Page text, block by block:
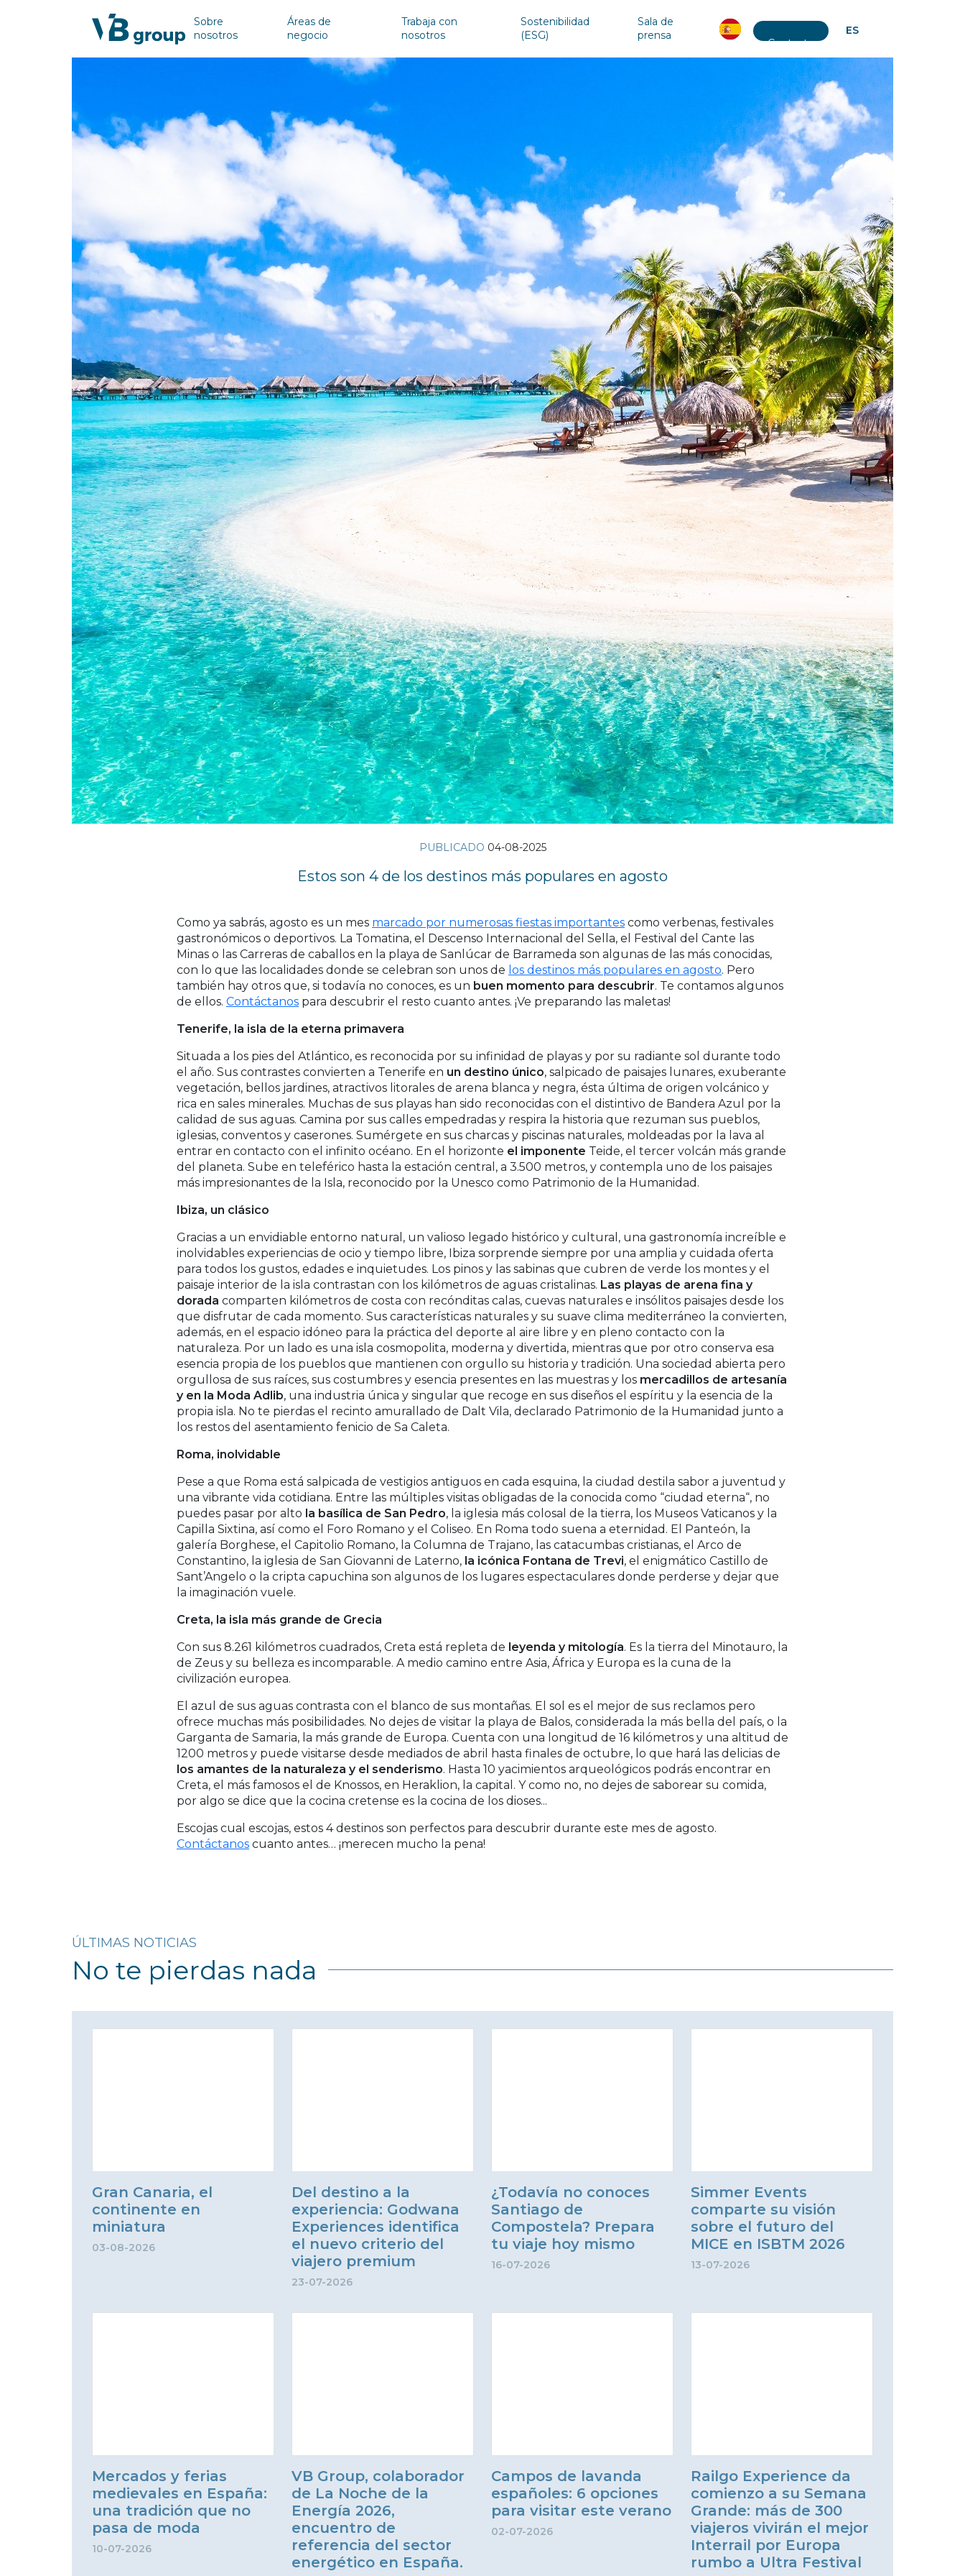
Sobre
nosotros
Áreas de
negocio
Trabaja con
nosotros
Sostenibilidad
(ESG)
Sala de
prensa
Contacto
ES
PUBLICADO 04-08-2025
Estos son 4 de los destinos más populares en agosto
Como ya sabrás, agosto es un mes marcado por numerosas fiestas importantes como verbenas, festivales
gastronómicos o deportivos. La Tomatina, el Descenso Internacional del Sella, el Festival del Cante las
Minas o las Carreras de caballos en la playa de Sanlúcar de Barrameda son algunas de las más conocidas,
con lo que las localidades donde se celebran son unos de los destinos más populares en agosto. Pero
también hay otros que, si todavía no conoces, es un buen momento para descubrir. Te contamos algunos
de ellos. Contáctanos para descubrir el resto cuanto antes. ¡Ve preparando las maletas!
Tenerife, la isla de la eterna primavera
Situada a los pies del Atlántico, es reconocida por su infinidad de playas y por su radiante sol durante todo
el año. Sus contrastes convierten a Tenerife en un destino único, salpicado de paisajes lunares, exuberante
vegetación, bellos jardines, atractivos litorales de arena blanca y negra, ésta última de origen volcánico y
rica en sales minerales. Muchas de sus playas han sido reconocidas con el distintivo de Bandera Azul por la
calidad de sus aguas. Camina por sus calles empedradas y respira la historia que rezuman sus pueblos,
iglesias, conventos y caserones. Sumérgete en sus charcas y piscinas naturales, moldeadas por la lava al
entrar en contacto con el infinito océano. En el horizonte el imponente Teide, el tercer volcán más grande
del planeta. Sube en teleférico hasta la estación central, a 3.500 metros, y contempla uno de los paisajes
más impresionantes de la Isla, reconocido por la Unesco como Patrimonio de la Humanidad.
Ibiza, un clásico
Gracias a un envidiable entorno natural, un valioso legado histórico y cultural, una gastronomía increíble e
inolvidables experiencias de ocio y tiempo libre, Ibiza sorprende siempre por una amplia y cuidada oferta
para todos los gustos, edades e inquietudes. Los pinos y las sabinas que cubren de verde los montes y el
paisaje interior de la isla contrastan con los kilómetros de aguas cristalinas. Las playas de arena fina y
dorada comparten kilómetros de costa con recónditas calas, cuevas naturales e insólitos paisajes desde los
que disfrutar de cada momento. Sus características naturales y su suave clima mediterráneo la convierten,
además, en el espacio idóneo para la práctica del deporte al aire libre y en pleno contacto con la
naturaleza. Por un lado es una isla cosmopolita, moderna y divertida, mientras que por otro conserva esa
esencia propia de los pueblos que mantienen con orgullo su historia y tradición. Una sociedad abierta pero
orgullosa de sus raíces, sus costumbres y esencia presentes en las muestras y los mercadillos de artesanía
y en la Moda Adlib, una industria única y singular que recoge en sus diseños el espíritu y la esencia de la
propia isla. No te pierdas el recinto amurallado de Dalt Vila, declarado Patrimonio de la Humanidad junto a
los restos del asentamiento fenicio de Sa Caleta.
Roma, inolvidable
Pese a que Roma está salpicada de vestigios antiguos en cada esquina, la ciudad destila sabor a juventud y
una vibrante vida cotidiana. Entre las múltiples visitas obligadas de la conocida como “ciudad eterna“, no
puedes pasar por alto la basílica de San Pedro, la iglesia más colosal de la tierra, los Museos Vaticanos y la
Capilla Sixtina, así como el Foro Romano y el Coliseo. En Roma todo suena a eternidad. El Panteón, la
galería Borghese, el Capitolio Romano, la Columna de Trajano, las catacumbas cristianas, el Arco de
Constantino, la iglesia de San Giovanni de Laterno, la icónica Fontana de Trevi, el enigmático Castillo de
Sant’Angelo o la cripta capuchina son algunos de los lugares espectaculares donde perderse y dejar que
la imaginación vuele.
Creta, la isla más grande de Grecia
Con sus 8.261 kilómetros cuadrados, Creta está repleta de leyenda y mitología. Es la tierra del Minotauro, la
de Zeus y su belleza es incomparable. A medio camino entre Asia, África y Europa es la cuna de la
civilización europea.
El azul de sus aguas contrasta con el blanco de sus montañas. El sol es el mejor de sus reclamos pero
ofrece muchas más posibilidades. No dejes de visitar la playa de Balos, considerada la más bella del país, o la
Garganta de Samaria, la más grande de Europa. Cuenta con una longitud de 16 kilómetros y una altitud de
1200 metros y puede visitarse desde mediados de abril hasta finales de octubre, lo que hará las delicias de
los amantes de la naturaleza y el senderismo. Hasta 10 yacimientos arqueológicos podrás encontrar en
Creta, el más famosos el de Knossos, en Heraklion, la capital. Y como no, no dejes de saborear su comida,
por algo se dice que la cocina cretense es la cocina de los dioses...
Escojas cual escojas, estos 4 destinos son perfectos para descubrir durante este mes de agosto.
Contáctanos cuanto antes… ¡merecen mucho la pena!
ÚLTIMAS NOTICIAS
No te pierdas nada
Gran Canaria, el
continente en
miniatura
03-08-2026
Del destino a la
experiencia: Godwana
Experiences identifica
el nuevo criterio del
viajero premium
23-07-2026
¿Todavía no conoces
Santiago de
Compostela? Prepara
tu viaje hoy mismo
16-07-2026
Simmer Events
comparte su visión
sobre el futuro del
MICE en ISBTM 2026
13-07-2026
Mercados y ferias
medievales en España:
una tradición que no
pasa de moda
10-07-2026
VB Group, colaborador
de La Noche de la
Energía 2026,
encuentro de
referencia del sector
energético en España.
Campos de lavanda
españoles: 6 opciones
para visitar este verano
02-07-2026
Railgo Experience da
comienzo a su Semana
Grande: más de 300
viajeros vivirán el mejor
Interrail por Europa
rumbo a Ultra Festival